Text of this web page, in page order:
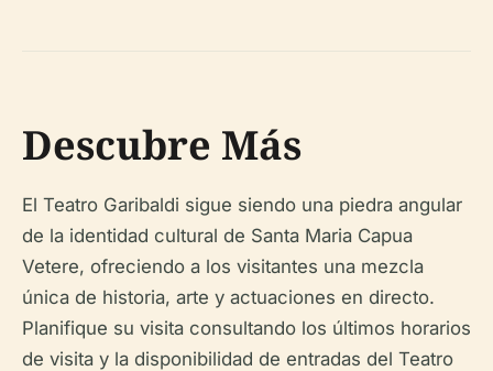
Descubre Más
El Teatro Garibaldi sigue siendo una piedra angular
de la identidad cultural de Santa Maria Capua
Vetere, ofreciendo a los visitantes una mezcla
única de historia, arte y actuaciones en directo.
Planifique su visita consultando los últimos horarios
de visita y la disponibilidad de entradas del Teatro